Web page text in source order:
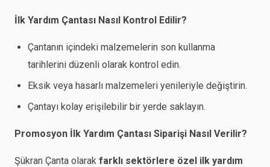
İlk Yardım Çantası Nasıl Kontrol Edilir?
Çantanın içindeki malzemelerin son kullanma
tarihlerini düzenli olarak kontrol edin.
Eksik veya hasarlı malzemeleri yenileriyle değiştirin.
Çantayı kolay erişilebilir bir yerde saklayın.
Promosyon İlk Yardım Çantası Siparişi Nasıl Verilir?
Şükran Çanta olarak farklı sektörlere özel ilk yardım